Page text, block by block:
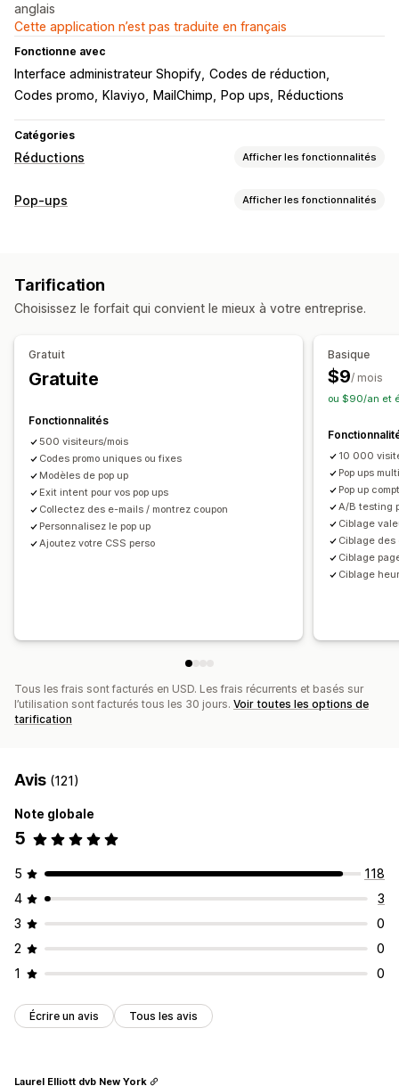
anglais
Cette application n’est pas traduite en français
Fonctionne avec
Interface administrateur Shopify Codes de réduction
Codes promo
Klaviyo MailChimp Pop ups Réductions
Catégories
Réductions Afficher les fonctionnalités
Types de réductions
Compte à rebours
Réductions personnalisées
Gestion des réductions
Outil d’édition
Déclencheurs et règles
Segmentation
Test A/B
Pop-ups Afficher les fonctionnalités
Intention de sortie
Compte à rebours Newsletters Bannières Annonces
Campagnes
Déclencheurs et règles
Ciblage
Segmentation
Analyses de données
Test A/B Suivi
Tarification
Choisissez le forfait qui convient le mieux à votre entreprise.
Gratuit
Gratuite
Fonctionnalités
500 visiteurs/mois
Codes promo uniques ou fixes
Modèles de pop up
Exit intent pour vos pop ups
Collectez des e-mails / montrez coupon
Personnalisez le pop up
Ajoutez votre CSS perso
Basique
$9/ mois
ou $90/an et
10 000
Pop ups
Pop up
A/B testing
Ciblage
Ciblage des
Ciblage
Ciblage
Tous les frais sont facturés en USD. Les frais récurrents et basés sur
l’utilisation sont facturés tous les 30 jours. Voir toutes les options de
tarification
Avis (121)
Note globale
5
5
118
4
3
3
0
2
0
1
0
Écrire un avis Tous les avis
Laurel Elliott dvb New York